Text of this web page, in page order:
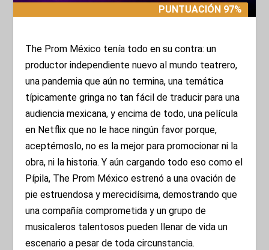
PUNTUACIÓN 97%
PUNTUACIÓN 97%
The Prom México tenía todo en su contra: un
productor independiente nuevo al mundo teatrero,
una pandemia que aún no termina, una temática
típicamente gringa no tan fácil de traducir para una
audiencia mexicana, y encima de todo, una película
en Netflix que no le hace ningún favor porque,
aceptémoslo, no es la mejor para promocionar ni la
obra, ni la historia. Y aún cargando todo eso como el
Pípila, The Prom México estrenó a una ovación de
pie estruendosa y merecidísima, demostrando que
una compañía comprometida y un grupo de
musicaleros talentosos pueden llenar de vida un
escenario a pesar de toda circunstancia.